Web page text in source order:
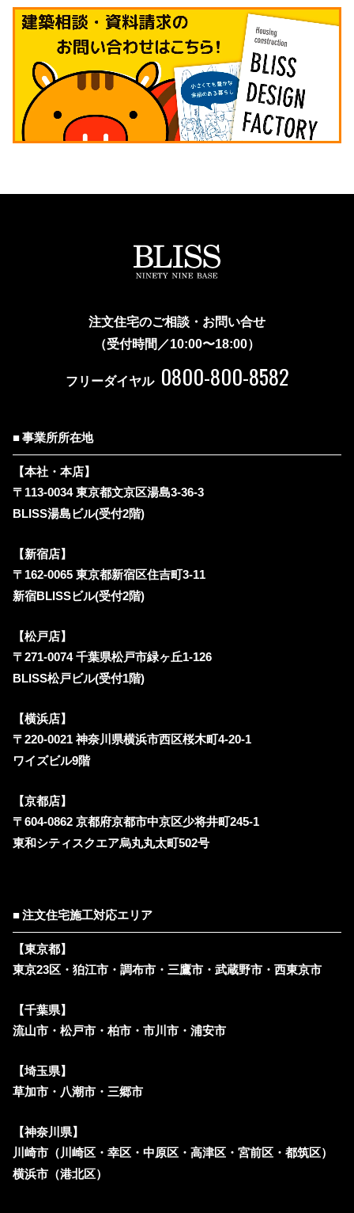
注文住宅のご相談・お問い合せ
（受付時間／10:00〜18:00）
フリーダイヤル 0800-800-8582
事業所所在地
【本社・本店】
〒113-0034 東京都文京区湯島3-36-3
BLISS湯島ビル(受付2階)
【新宿店】
〒162-0065 東京都新宿区住吉町3-11
新宿BLISSビル(受付2階)
【松戸店】
〒271-0074 千葉県松戸市緑ヶ丘1-126
BLISS松戸ビル(受付1階)
【横浜店】
〒220-0021 神奈川県横浜市西区桜木町4-20-1
ワイズビル9階
【京都店】
〒604-0862 京都府京都市中京区少将井町245-1
東和シティスクエア烏丸丸太町502号
注文住宅施工対応エリア
【東京都】
東京23区・狛江市・調布市・三鷹市・武蔵野市・西東京市
【千葉県】
流山市・松戸市・柏市・市川市・浦安市
【埼玉県】
草加市・八潮市・三郷市
【神奈川県】
川崎市（川崎区・幸区・中原区・高津区・宮前区・都筑区）
横浜市（港北区）